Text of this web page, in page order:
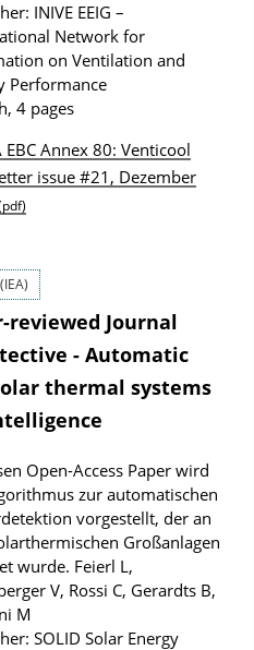
INIVE EEIG –
Network for
on Ventilation and
Performance
4 pages
EBC Annex 80: Venticool
issue #21, Dezember
reviewed Journal
- Automatic
thermal systems
Open-Access Paper wird
zur automatischen
vorgestellt, der an
Großanlagen
wurde. Feierl L,
V, Rossi C, Gerardts B,
M
SOLID Solar Energy